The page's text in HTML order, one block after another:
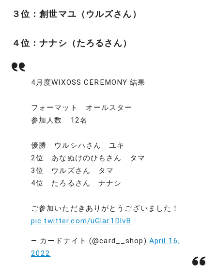
３位：創世マユ（ウルズさん）
４位：ナナシ（たろるさん）
4月度WIXOSS CEREMONY 結果
フォーマット オールスター
参加人数 12名
優勝 ウルシハさん ユキ
2位 あなぬけのひもさん タマ
3位 ウルズさん タマ
4位 たろるさん ナナシ
ご参加いただきありがとうございました！
pic.twitter.com/uGlar1DlvB
— カードナイト (@card__shop) April 16,
2022